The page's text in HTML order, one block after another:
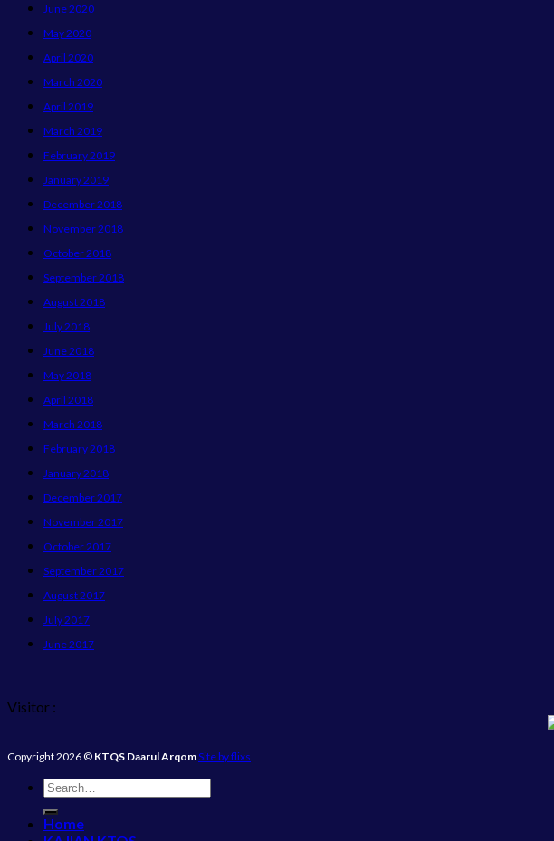
June 2020
May 2020
April 2020
March 2020
April 2019
March 2019
February 2019
January 2019
December 2018
November 2018
October 2018
September 2018
August 2018
July 2018
June 2018
May 2018
April 2018
March 2018
February 2018
January 2018
December 2017
November 2017
October 2017
September 2017
August 2017
July 2017
June 2017
Visitor :
Copyright 2026 © KTQS Daarul ArqomSite by flixs
Home